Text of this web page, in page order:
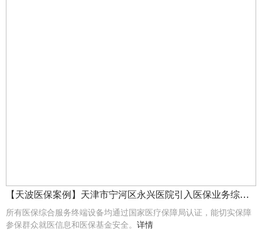
【天波医保案例】天津市宁河区永兴医院引入医保业务综合服务终端
所有医保综合服务终端设备均通过国家医疗保障局认证，能切实保障
参保群众就医信息和医保基金安全。 详情